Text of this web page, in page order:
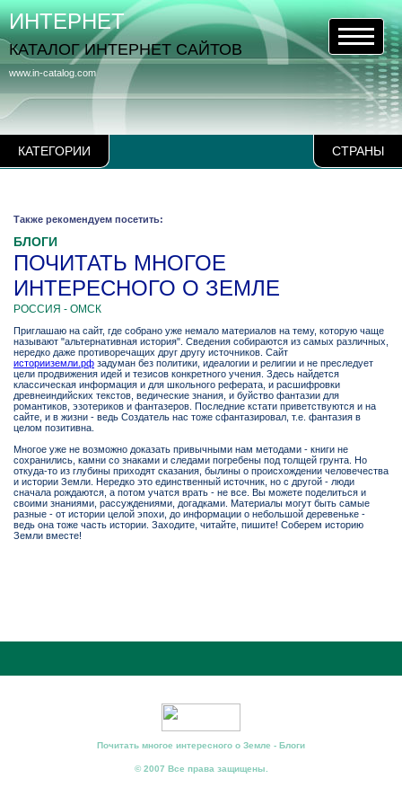
КАТЕГОРИИ СТРАНЫ
www.in-catalog.com
ИНТЕРНЕТ
КАТАЛОГ ИНТЕРНЕТ САЙТОВ
Также рекомендуем посетить:
БЛОГИ
ПОЧИТАТЬ МНОГОЕ
ИНТЕРЕСНОГО О ЗЕМЛЕ
РОССИЯ - ОМСК
Приглашаю на сайт, где собрано уже немало материалов на тему, которую чаще
называют "альтернативная история". Сведения собираются из самых различных,
нередко даже противоречащих друг другу источников. Сайт
историиземли.рф задуман без политики, идеалогии и религии и не преследует
цели продвижения идей и тезисов конкретного учения. Здесь найдется
классическая информация и для школьного реферата, и расшифровки
древнеиндийских текстов, ведические знания, и буйство фантазии для
романтиков, эзотериков и фантазеров. Последние кстати приветствуются и на
сайте, и в жизни - ведь Создатель нас тоже сфантазировал, т.е. фантазия в
целом позитивна.
Многое уже не возможно доказать привычными нам методами - книги не
сохранились, камни со знаками и следами погребены под толщей грунта. Но
откуда-то из глубины приходят сказания, былины о происхождении человечества
и истории Земли. Нередко это единственный источник, но с другой - люди
сначала рождаются, а потом учатся врать - не все. Вы можете поделиться и
своими знаниями, рассуждениями, догадками. Материалы могут быть самые
разные - от истории целой эпохи, до информации о небольшой деревеньке -
ведь она тоже часть истории. Заходите, читайте, пишите! Соберем историю
Земли вместе!
Почитать многое интересного о Земле - Блоги
© 2007 Все права защищены.